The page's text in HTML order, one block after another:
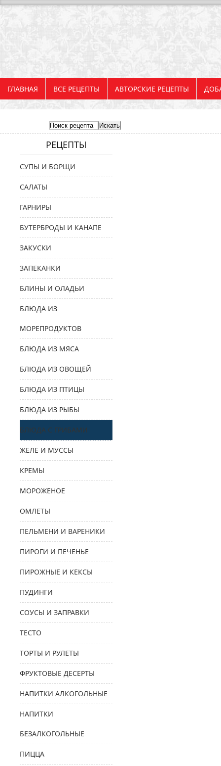
ГЛАВНАЯ ВСЕ РЕЦЕПТЫ АВТОРСКИЕ РЕЦЕПТЫ
РЕЦЕПТЫ
СУПЫ И БОРЩИ
САЛАТЫ
ГАРНИРЫ
БУТЕРБРОДЫ И КАНАПЕ
ЗАКУСКИ
ЗАПЕКАНКИ
БЛИНЫ И ОЛАДЬИ
БЛЮДА ИЗ
МОРЕПРОДУКТОВ
БЛЮДА ИЗ МЯСА
БЛЮДА ИЗ ОВОЩЕЙ
БЛЮДА ИЗ ПТИЦЫ
БЛЮДА ИЗ РЫБЫ
БЛЮДА С ГРИБАМИ
ЖЕЛЕ И МУССЫ
КРЕМЫ
МОРОЖЕНОЕ
ОМЛЕТЫ
ПЕЛЬМЕНИ И ВАРЕНИКИ
ПИРОГИ И ПЕЧЕНЬЕ
ПИРОЖНЫЕ И КЕКСЫ
ПУДИНГИ
СОУСЫ И ЗАПРАВКИ
ТЕСТО
ТОРТЫ И РУЛЕТЫ
ФРУКТОВЫЕ ДЕСЕРТЫ
НАПИТКИ АЛКОГОЛЬНЫЕ
НАПИТКИ
БЕЗАЛКОГОЛЬНЫЕ
ПИЦЦА